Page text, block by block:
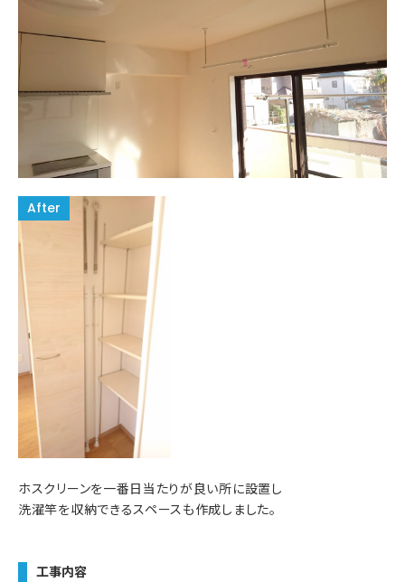
ホスクリーンを一番日当たりが良い所に設置し
洗濯竿を収納できるスペースも作成しました。
工事内容